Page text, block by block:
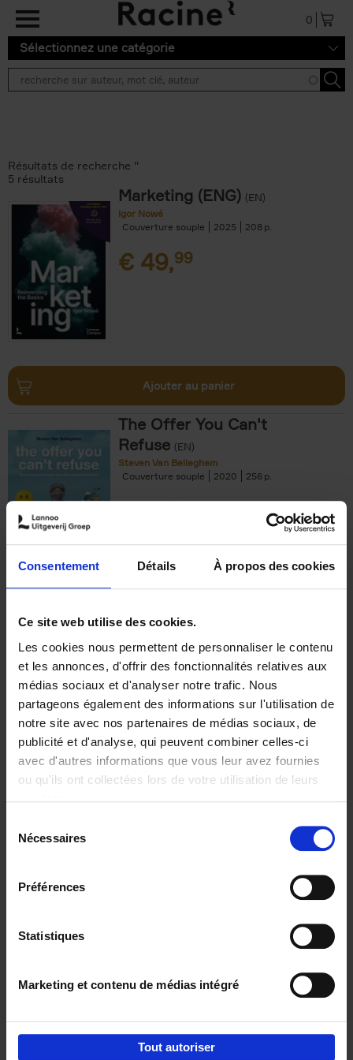
Consentement Détails À propos des cookies
Ce site web utilise des cookies.
Les cookies nous permettent de personnaliser le contenu
et les annonces, d'offrir des fonctionnalités relatives aux
médias sociaux et d'analyser notre trafic. Nous
partageons également des informations sur l'utilisation de
notre site avec nos partenaires de médias sociaux, de
publicité et d'analyse, qui peuvent combiner celles-ci
avec d'autres informations que vous leur avez fournies
ou qu'ils ont collectées lors de votre utilisation de leurs
Nécessaires
Préférences
Statistiques
Marketing et contenu de médias intégré
Tout autoriser
Aller au contenu principal
0
Sélectionnez une catégorie
Résultats de recherche ''
5 résultats
Marketing (ENG) (EN)
Igor Nowé
Couverture souple
2025 208
€ 49,99
Ajouter au panier
The Offer You Can't
Refuse (EN)
Steven Van Belleghem
Couverture souple
2020 256
€37,50
Building Bonds = Building
Business
Jochen Roef Jozefien De Feyter
Carolien Boom
Couverture souple
2025 200
€29,99
Digital marketing like a PRO -
completely revised edition (EN)